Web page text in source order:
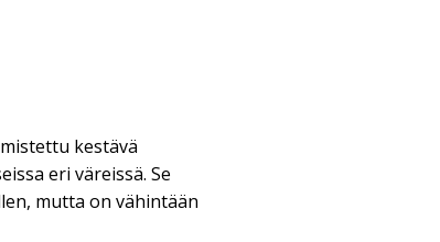
kestävä
eri väreissä. Se
mutta on vähintään